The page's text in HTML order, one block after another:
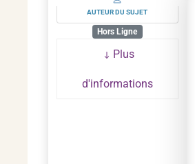
AUTEUR DU SUJET
Hors Ligne
Plus
d'informations